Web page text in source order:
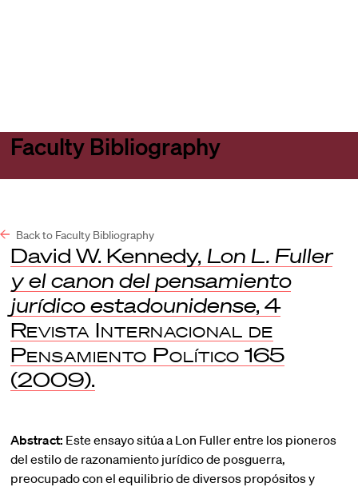
Faculty Bibliography
Back to Faculty Bibliography
David W. Kennedy, Lon L. Fuller
y el canon del pensamiento
jurídico estadounidense, 4
Revista Internacional de
Pensamiento Político 165
(2009).
Abstract: Este ensayo sitúa a Lon Fuller entre los pioneros
del estilo de razonamiento jurídico de posguerra,
preocupado con el equilibrio de diversos propósitos y